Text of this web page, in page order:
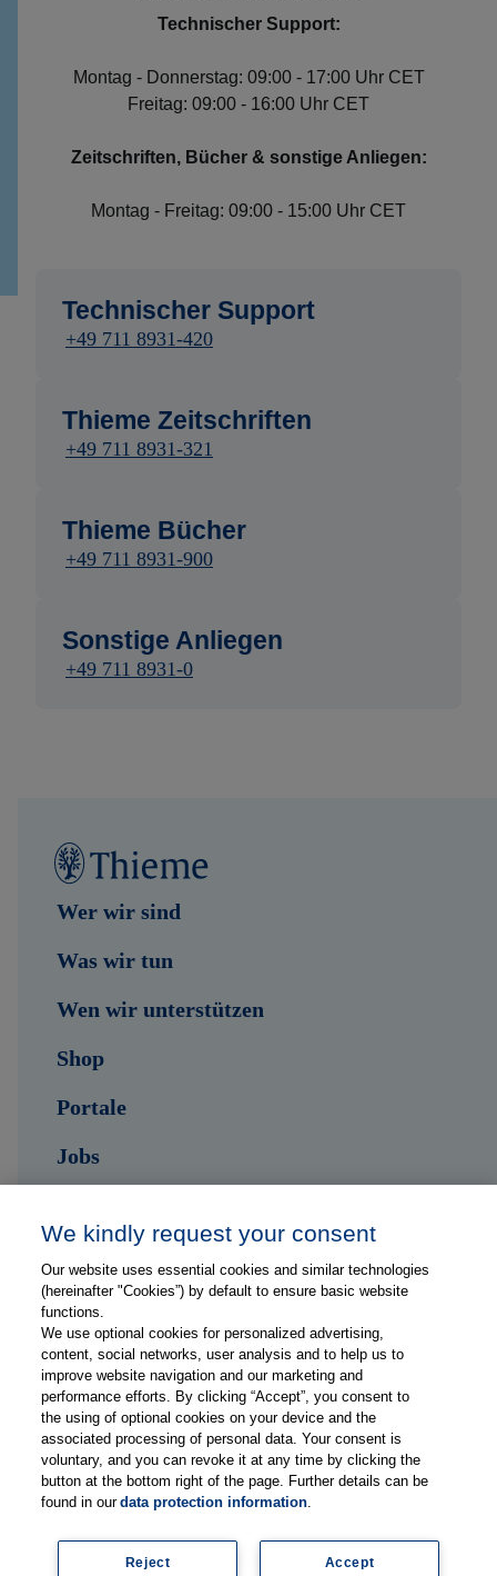
Technischer Support:
Montag - Donnerstag: 09:00 - 17:00 Uhr CET
Freitag: 09:00 - 16:00 Uhr CET
Zeitschriften, Bücher & sonstige Anliegen:
Montag - Freitag: 09:00 - 15:00 Uhr CET
Technischer Support
+49 711 8931-420
Thieme Zeitschriften
+49 711 8931-321
Thieme Bücher
+49 711 8931-900
Sonstige Anliegen
+49 711 8931-0
Wer wir sind
Was wir tun
Wen wir unterstützen
Shop
Portale
Jobs
Folge uns auf ...
Impressum
Datenschutzerklärung
FAQs
Mediadaten
We kindly request your consent
Our website uses essential cookies and similar technologies
(hereinafter "Cookies”) by default to ensure basic website
functions.
We use optional cookies for personalized advertising,
content, social networks, user analysis and to help us to
improve website navigation and our marketing and
performance efforts. By clicking “Accept”, you consent to
the using of optional cookies on your device and the
associated processing of personal data. Your consent is
voluntary, and you can revoke it at any time by clicking the
button at the bottom right of the page. Further details can be
found in ourdata protection information.
Accept
Reject